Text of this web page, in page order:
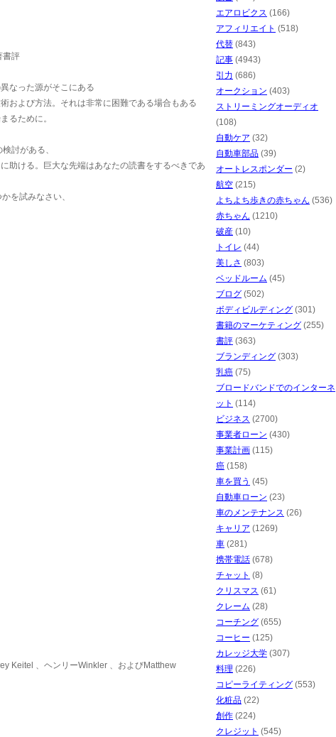
書評
なった源がそこにある
および方法。それは非常に困難である場合もある
るために。
討がある、
助ける。巨大な先端はあなたの読書をするべきであ
を試みなさい、
Keitel 、ヘンリーWinkler 、およびMatthew
エアロビクス (166)
アフィリエイト (518)
代替 (843)
記事 (4943)
引力 (686)
オークション (403)
ストリーミングオーディオ
(108)
自動ケア (32)
自動車部品 (39)
オートレスポンダー (2)
航空 (215)
よちよち歩きの赤ちゃん (536)
赤ちゃん (1210)
破産 (10)
トイレ (44)
美しさ (803)
ベッドルーム (45)
ブログ (502)
ボディビルディング (301)
書籍のマーケティング (255)
書評 (363)
ブランディング (303)
乳癌 (75)
ブロードバンドでのインターネ
ット (114)
ビジネス (2700)
事業者ローン (430)
事業計画 (115)
癌 (158)
車を買う (45)
自動車ローン (23)
車のメンテナンス (26)
キャリア (1269)
車 (281)
携帯電話 (678)
チャット (8)
クリスマス (61)
クレーム (28)
コーチング (655)
コーヒー (125)
カレッジ大学 (307)
料理 (226)
コピーライティング (553)
化粧品 (22)
創作 (224)
クレジット (545)